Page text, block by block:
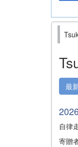
最
自律
寄贈